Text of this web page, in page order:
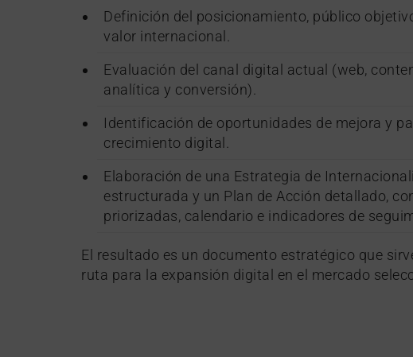
Definición del posicionamiento, público
valor internacional.
Evaluación del canal digital actual (web,
analítica y conversión).
Identificación de oportunidades de mejora y
crecimiento digital.
Elaboración de una Estrategia de
estructurada y un Plan de Acción detallado,
priorizadas, calendario e indicadores de
El resultado es un documento estratégico que
ruta para la expansión digital en el mercado